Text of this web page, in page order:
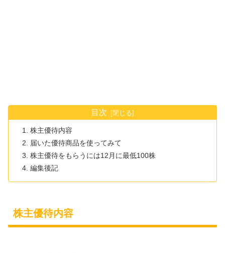
目次
株主優待内容
届いた優待商品を使ってみて
株主優待をもらうには12月に最低100株
編集後記
株主優待内容